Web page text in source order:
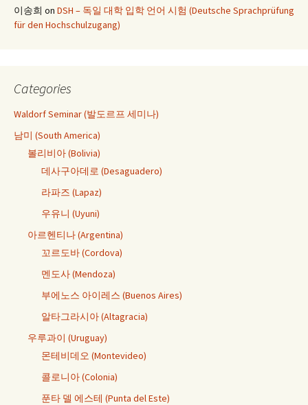
이송희 on DSH – 독일 대학 입학 언어 시험 (Deutsche Sprachprüfung
für den Hochschulzugang)
Categories
Waldorf Seminar (발도르프 세미나)
남미 (South America)
볼리비아 (Bolivia)
데사구아데로 (Desaguadero)
라파즈 (Lapaz)
우유니 (Uyuni)
아르헨티나 (Argentina)
꼬르도바 (Cordova)
멘도사 (Mendoza)
부에노스 아이레스 (Buenos Aires)
알타그라시아 (Altagracia)
우루과이 (Uruguay)
몬테비데오 (Montevideo)
콜로니아 (Colonia)
푼타 델 에스테 (Punta del Este)